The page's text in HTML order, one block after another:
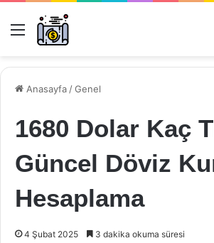
Menü
Anasayfa /Genel
1680 Dolar Kaç
Güncel Döviz
Hesaplama
4 Şubat 2025 3 dakika okuma süresi